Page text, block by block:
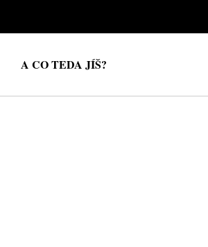
A CO TEDA JÍŠ?